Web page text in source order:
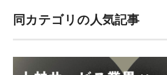
同カテゴリの人気記事